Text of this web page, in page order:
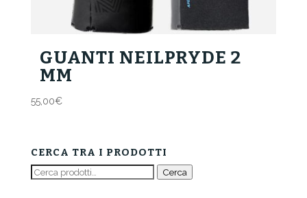
GUANTI NEILPRYDE 2
MM
55,00€
CERCA TRA I PRODOTTI
Cerca: Cerca